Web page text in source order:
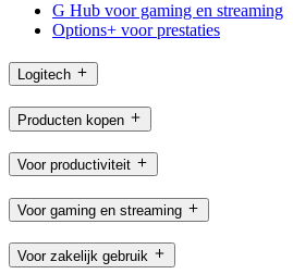
G Hub voor gaming en streaming
Options+ voor prestaties
Logitech
Producten kopen
Voor productiviteit
Voor gaming en streaming
Voor zakelijk gebruik